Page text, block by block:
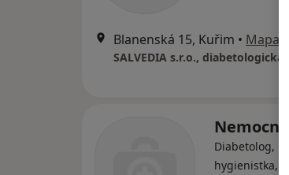
Blanenská 15, Kuřim • Mapa
SALVEDIA s.r.o., diabetologická
Diabetolog,
hygienistka,